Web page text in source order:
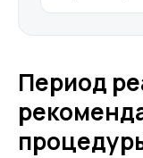
Период